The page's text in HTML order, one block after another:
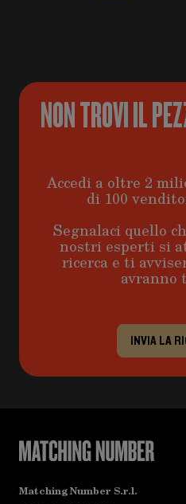
NON TROVI IL
Accedi a oltre 2
di 100
Segnalaci quello
nostri esperti si
ricerca e ti
avranno
INVIA LA
Matching Number S.r.l.